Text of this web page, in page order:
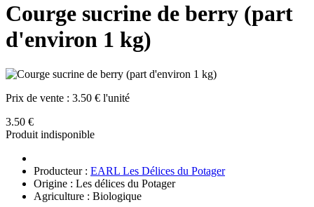
Courge sucrine de berry (part
d'environ 1 kg)
Prix de vente : 3.50 € l'unité
3.50 €
Produit indisponible
Producteur : EARL Les Délices du Potager
Origine : Les délices du Potager
Agriculture : Biologique